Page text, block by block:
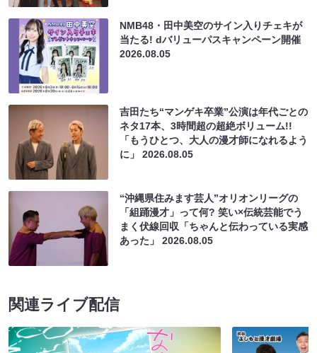
NMB48・田中美空のサイン入りチェキが
当たる! dバリューパスキャンペーン開催
2026.08.05
吉田たち“マンゲキ卒業”公演は年代ごとの
ネタ17本、3時間超の超絶ボリューム!!
「もうひとつ、大人の漫才師になれるよう
に」2026.08.05
“沖縄県住みます芸人”オリオンリーグの
「組踊漫才」って何? 笑い×伝統芸能でう
まく伏線回収「ちゃんと伝わっている実感
あった」2026.08.05
関連ライブ配信